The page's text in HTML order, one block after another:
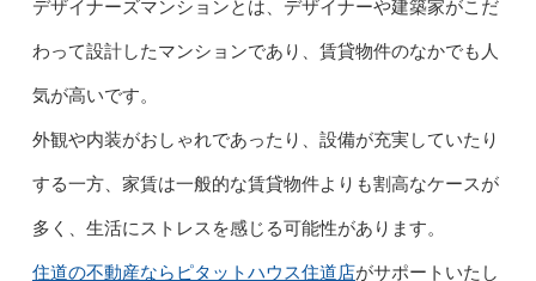
デザイナーズマンションとは、デザイナーや建築家がこだ
わって設計したマンションであり、賃貸物件のなかでも人
気が高いです。
外観や内装がおしゃれであったり、設備が充実していたり
する一方、家賃は一般的な賃貸物件よりも割高なケースが
多く、生活にストレスを感じる可能性があります。
住道の不動産ならピタットハウス住道店がサポートいたし